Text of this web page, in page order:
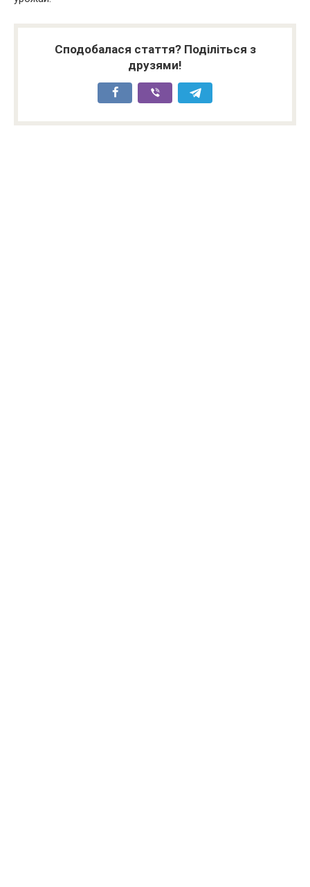
Сподобалася стаття? Поділіться з
друзями!